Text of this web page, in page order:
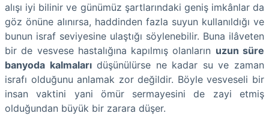
alışı iyi bilinir ve günümüz şartlarındaki geniş imkânlar da
göz önüne alınırsa, haddinden fazla suyun kullanıldığı ve
bunun israf seviyesine ulaştığı söylenebilir. Buna ilâveten
bir de vesvese hastalığına kapılmış olanların uzun süre
banyoda kalmalarıdüşünülürse ne kadar su ve zaman
israfı olduğunu anlamak zor değildir. Böyle vesveseli bir
insan vaktini yani ömür sermayesini de zayi etmiş
olduğundan büyük bir zarara düşer.